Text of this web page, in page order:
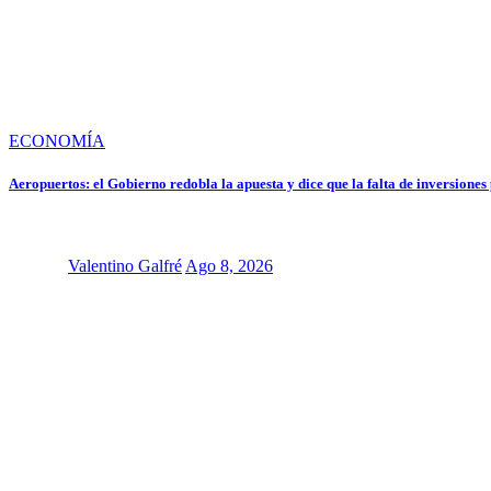
ECONOMÍA
Aeropuertos: el Gobierno redobla la apuesta y dice que la falta de inversiones
Valentino GalfréAgo 8, 2026